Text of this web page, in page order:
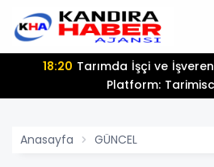
18:20
Platform:
Anasayfa GÜNCEL